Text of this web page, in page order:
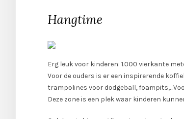
Hangtime
Erg leuk voor kinderen: 1.000 vierkante
Voor de ouders is er een inspirerende
trampolines voor dodgeball,
Deze zone is een plek waar kinderen